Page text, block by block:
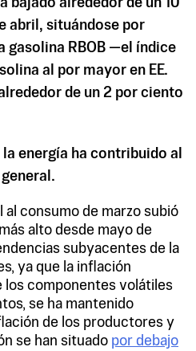
bajado alrededor de un 10
abril, situándose por
gasolina RBOB —el índice
al por mayor en EE.
de un 2 por ciento
energía ha contribuido al
al consumo de marzo subió
alto desde mayo de
subyacentes de la
ya que la inflación
los componentes volátiles
se ha mantenido
de los productores y
se han situado por debajo